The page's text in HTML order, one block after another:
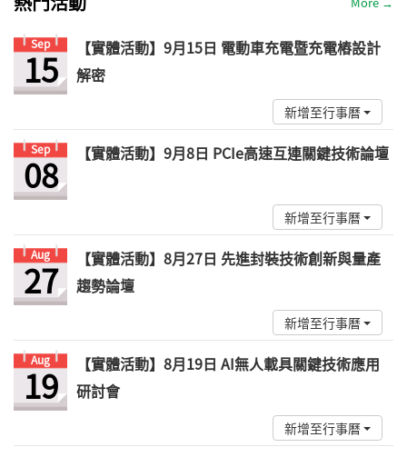
Sep
15
【實體活動】9月15日 電動車充電暨充電樁設計
解密
新增至行事曆
Sep
08 【實體活動】9月8日 PCIe高速互連關鍵技術論壇
新增至行事曆
Aug
27
【實體活動】8月27日 先進封裝技術創新與量產
趨勢論壇
新增至行事曆
Aug
19
【實體活動】8月19日 AI無人載具關鍵技術應用
研討會
新增至行事曆